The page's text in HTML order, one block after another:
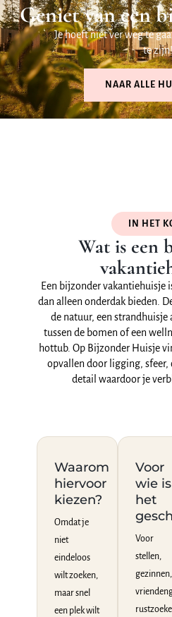
Geniet van een
Je hoeft niet ver weg te
te zijn!
NAAR ALLE
IN HET
Wat is een
Een bijzonder vakantiehuisje
dan alleen onderdak bieden.
de natuur, een strandhuisje
tussen de bomen of een
hottub. Op Bijzonder Huisje
opvallen door ligging, sfeer,
detail waardoor je
Waarom
hiervoor
kiezen?
Omdat je
niet
eindeloos
wilt zoeken,
maar snel
een plek wilt
Voor
wie is
het
Voor
stellen,
gezinnen,